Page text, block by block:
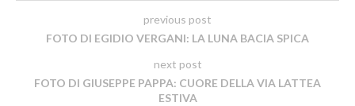
previous post
FOTO DI EGIDIO VERGANI: LA LUNA BACIA SPICA
next post
FOTO DI GIUSEPPE PAPPA: CUORE DELLA VIA LATTEA
ESTIVA